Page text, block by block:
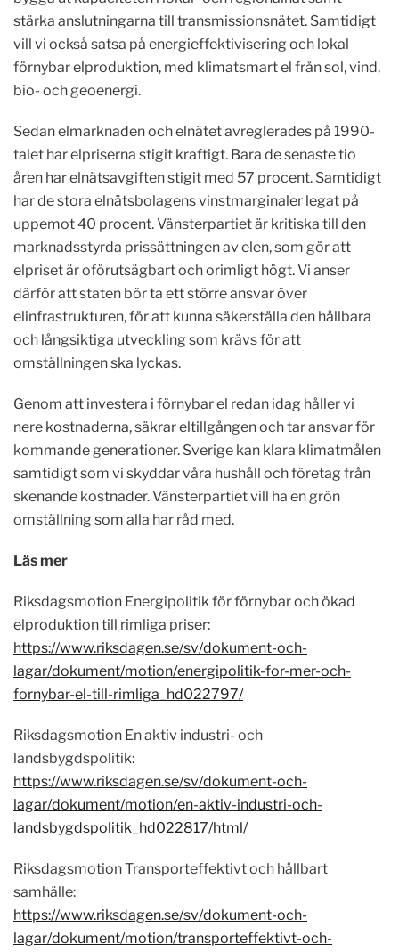
stärka anslutningarna till transmissionsnätet. Samtidigt
vill vi också satsa på energieffektivisering och lokal
förnybar elproduktion, med klimatsmart el från sol, vind,
bio- och geoenergi.
Sedan elmarknaden och elnätet avreglerades på 1990-
talet har elpriserna stigit kraftigt. Bara de senaste tio
åren har elnätsavgiften stigit med 57 procent. Samtidigt
har de stora elnätsbolagens vinstmarginaler legat på
uppemot 40 procent. Vänsterpartiet är kritiska till den
marknadsstyrda prissättningen av elen, som gör att
elpriset är oförutsägbart och orimligt högt. Vi anser
därför att staten bör ta ett större ansvar över
elinfrastrukturen, för att kunna säkerställa den hållbara
och långsiktiga utveckling som krävs för att
omställningen ska lyckas.
Genom att investera i förnybar el redan idag håller vi
nere kostnaderna, säkrar eltillgången och tar ansvar för
kommande generationer. Sverige kan klara klimatmålen
samtidigt som vi skyddar våra hushåll och företag från
skenande kostnader. Vänsterpartiet vill ha en grön
omställning som alla har råd med.
Läs mer
Riksdagsmotion Energipolitik för förnybar och ökad
elproduktion till rimliga priser:
https://www.riksdagen.se/sv/dokument-och-
lagar/dokument/motion/energipolitik-for-mer-och-
fornybar-el-till-rimliga_hd022797/
Riksdagsmotion En aktiv industri- och
landsbygdspolitik:
https://www.riksdagen.se/sv/dokument-och-
lagar/dokument/motion/en-aktiv-industri-och-
landsbygdspolitik_hd022817/html/
Riksdagsmotion Transporteffektivt och hållbart
samhälle:
https://www.riksdagen.se/sv/dokument-och-
lagar/dokument/motion/transporteffektivt-och-